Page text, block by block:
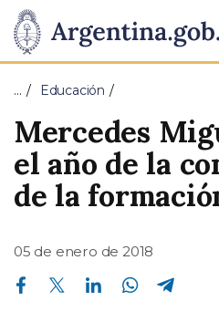
Presidencia
de
la
Nación
Pasar al contenido principal
… Educación
Mercedes
el año de la
de la
05 de enero de 2018
Compartir en Facebook Compartir en Twitter Compartir en Linkedin Compartir en Whatsapp